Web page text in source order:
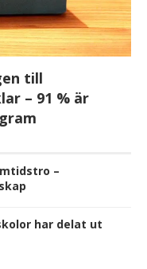
till
– 91 % är
–
har delat ut